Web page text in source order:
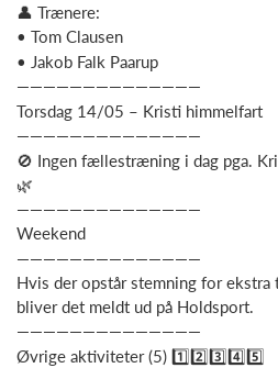
👤 Trænere:
• Tom Clausen
• Jakob Falk Paarup
——————————————
Torsdag 14/05 – Kristi himmelfart
——————————————
🚫 Ingen fællestræning i dag pga.
🌿
——————————————
Weekend
——————————————
Hvis der opstår stemning for
bliver det meldt ud på Holdsport.
——————————————
Øvrige aktiviteter (5) 1️⃣2️⃣3️⃣4️⃣5️⃣